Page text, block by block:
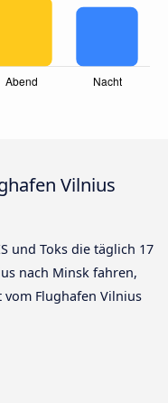
Vilnius
und Toks die täglich 17
nach Minsk fahren,
vom Flughafen Vilnius